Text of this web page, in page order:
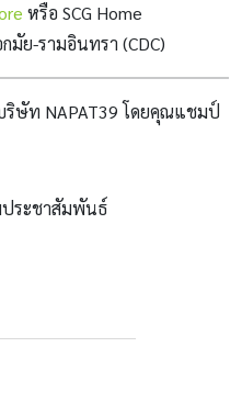
หรือ SCG Home
มัย-รามอินทรา (CDC)
ริษัท NAPAT39 โดยคุณแชมป์
ระชาสัมพันธ์